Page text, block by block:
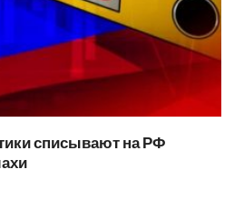
списывают на РФ